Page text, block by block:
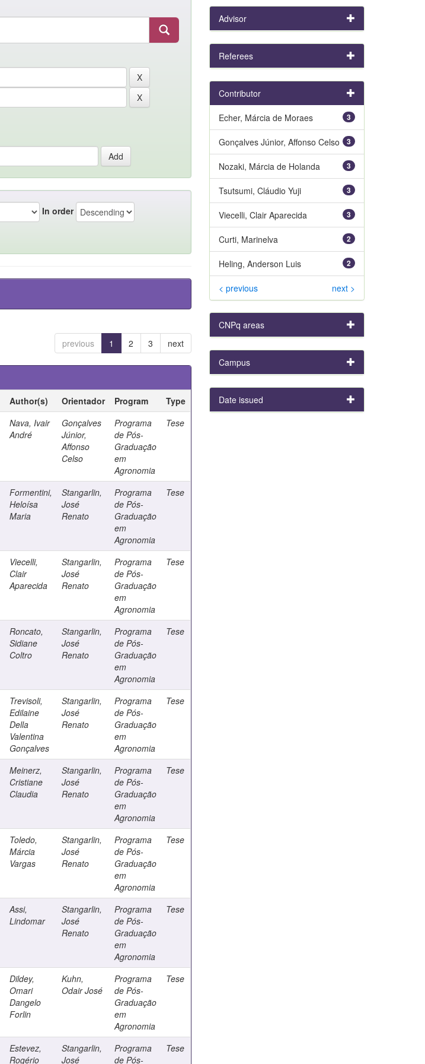
In order
previous 1 2 3 next
Author(s) Orientador Program
Type
Nava, Ivair
André
Gonçalves
Júnior,
Affonso
Celso
Programa
de Pós-
Graduação
em
Agronomia
Tese
Formentini,
Heloísa
Maria
Stangarlin,
José
Renato
Programa
de Pós-
Graduação
em
Agronomia
Tese
Viecelli,
Clair
Aparecida
Stangarlin,
José
Renato
Programa
de Pós-
Graduação
em
Agronomia
Tese
Roncato,
Sidiane
Coltro
Stangarlin,
José
Renato
Programa
de Pós-
Graduação
em
Agronomia
Tese
Trevisoli,
Edilaine
Della
Valentina
Gonçalves
Stangarlin,
José
Renato
Programa
de Pós-
Graduação
em
Agronomia
Tese
Meinerz,
Cristiane
Claudia
Stangarlin,
José
Renato
Programa
de Pós-
Graduação
em
Agronomia
Tese
Toledo,
Márcia
Vargas
Stangarlin,
José
Renato
Programa
de Pós-
Graduação
em
Agronomia
Tese
Assi,
Lindomar
Stangarlin,
José
Renato
Programa
de Pós-
Graduação
em
Agronomia
Tese
Dildey,
Omari
Dangelo
Forlin
Kuhn,
Odair José
Programa
de Pós-
Graduação
em
Agronomia
Tese
Estevez,
Rogério
Stangarlin,
José
Programa
de Pós-
Tese
Advisor
Referees
Contributor
3
Echer, Márcia de Moraes
3
Gonçalves Júnior, Affonso Celso
3
Nozaki, Márcia de Holanda
3
Tsutsumi, Cláudio Yuji
3
Viecelli, Clair Aparecida
2
Curti, Marinelva
2
Heling, Anderson Luis
< previous next >
CNPq areas
Campus
Date issued